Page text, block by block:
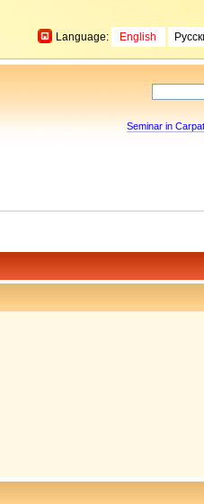
Language: English
Seminar in